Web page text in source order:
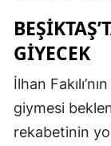
GIYECEK
İlhan
giymesi
rekabetinin